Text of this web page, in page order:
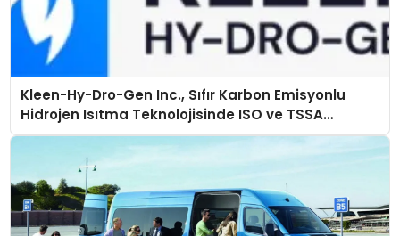
Kleen-Hy-Dro-Gen Inc., Sıfır Karbon Emisyonlu
Hidrojen Isıtma Teknolojisinde ISO ve TSSA
Düzenleyici Onaylarını Aldı